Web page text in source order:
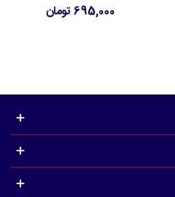
695,000 تومان